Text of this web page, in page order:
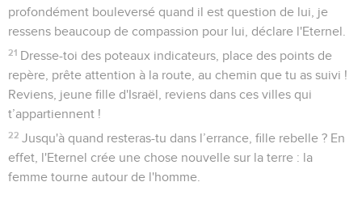
profondément bouleversé quand il est question de lui, je
ressens beaucoup de compassion pour lui, déclare l'Eternel.
21 Dresse-toi des poteaux indicateurs, place des points de
repère, prête attention à la route, au chemin que tu as suivi !
Reviens, jeune fille d'Israël, reviens dans ces villes qui
t’appartiennent !
22 Jusqu'à quand resteras-tu dans l’errance, fille rebelle ? En
effet, l'Eternel crée une chose nouvelle sur la terre : la
femme tourne autour de l'homme.